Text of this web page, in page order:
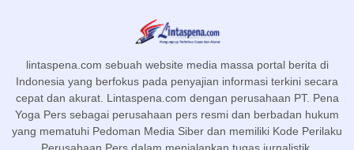
lintaspena.com sebuah website media massa portal berita di
Indonesia yang berfokus pada penyajian informasi terkini secara
cepat dan akurat. Lintaspena.com dengan perusahaan PT. Pena
Yoga Pers sebagai perusahaan pers resmi dan berbadan hukum
yang mematuhi Pedoman Media Siber dan memiliki Kode Perilaku